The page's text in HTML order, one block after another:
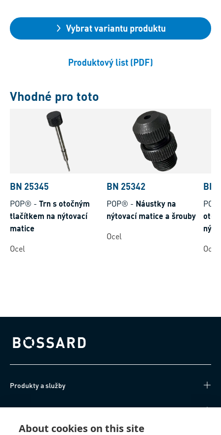
About cookies on this site
Vybrat variantu produktu
Produktový list (PDF)
Vhodné pro toto
BN 25345
POP® - Trn s otočným
tlačítkem na nýtovací
matice
Ocel
BN 25342
POP® - Náustky na
nýtovací matice a šrouby
Ocel
BN
Ocel
Bossard homepage
Produkty a služby
Technické informace